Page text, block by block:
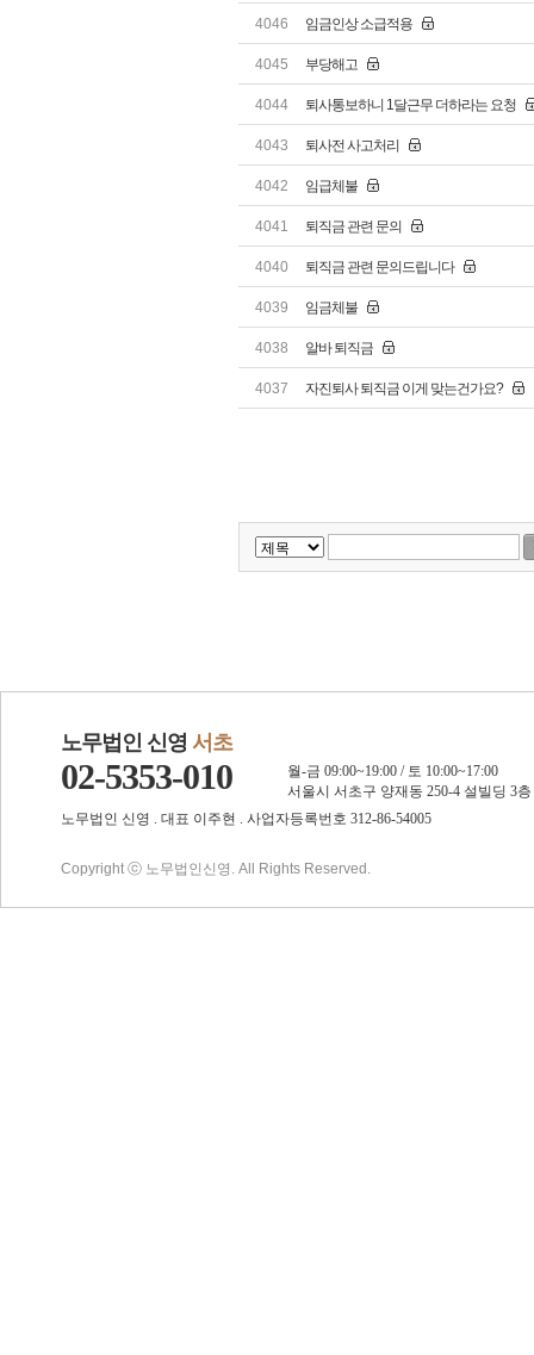
4046 임금인상 소급적용
4045 부당해고
4044 퇴사통보하니 1달근무 더하라는 요청
4043 퇴사전 사고처리
4042 임급체불
4041 퇴직금 관련 문의
4040 퇴직금 관련 문의드립니다
4039 임금체불
4038 알바 퇴직금
4037 자진퇴사 퇴직금 이게 맞는건가요?
노무법인 신영 서초
02-5353-010
월-금 09:00~19:00 / 토 10:00~17:00
서울시 서초구 양재동 250-4 설빌딩 3층
노무법인 신영 . 대표 이주현 . 사업자등록번호 312-86-54005
Copyright ⓒ 노무법인신영. All Rights Reserved.